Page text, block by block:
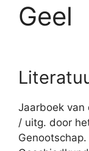
Geel
Jaarboek van
/ uitg. door